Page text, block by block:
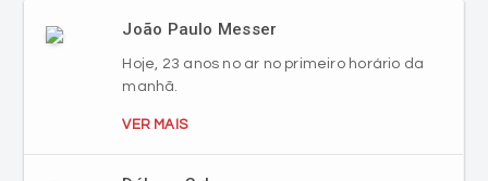
João Paulo Messer
Hoje, 23 anos no ar no primeiro horário da
manhã.
VER MAIS